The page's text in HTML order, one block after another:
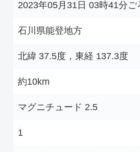
2023年05月31日 03時41分ご
石川県能登地方
北緯 37.5度，東経 137.3度
約10km
マグニチュード 2.5
1